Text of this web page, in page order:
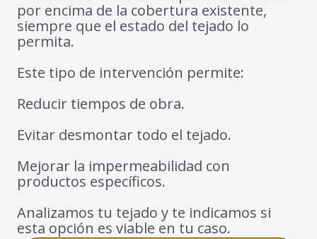
por encima de la cobertura existente,
siempre que el estado del tejado lo
permita.
Este tipo de intervención permite:
Reducir tiempos de obra.
Evitar desmontar todo el tejado.
Mejorar la impermeabilidad con
productos específicos.
Analizamos tu tejado y te indicamos si
esta opción es viable en tu caso.